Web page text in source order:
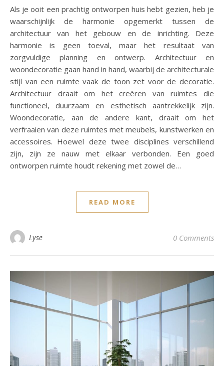
Als je ooit een prachtig ontworpen huis hebt gezien, heb je
waarschijnlijk de harmonie opgemerkt tussen de
architectuur van het gebouw en de inrichting. Deze
harmonie is geen toeval, maar het resultaat van
zorgvuldige planning en ontwerp. Architectuur en
woondecoratie gaan hand in hand, waarbij de architecturale
stijl van een ruimte vaak de toon zet voor de decoratie.
Architectuur draait om het creëren van ruimtes die
functioneel, duurzaam en esthetisch aantrekkelijk zijn.
Woondecoratie, aan de andere kant, draait om het
verfraaien van deze ruimtes met meubels, kunstwerken en
accessoires. Hoewel deze twee disciplines verschillend
zijn, zijn ze nauw met elkaar verbonden. Een goed
ontworpen ruimte houdt rekening met zowel de…
READ MORE
Lyse 0 Comments